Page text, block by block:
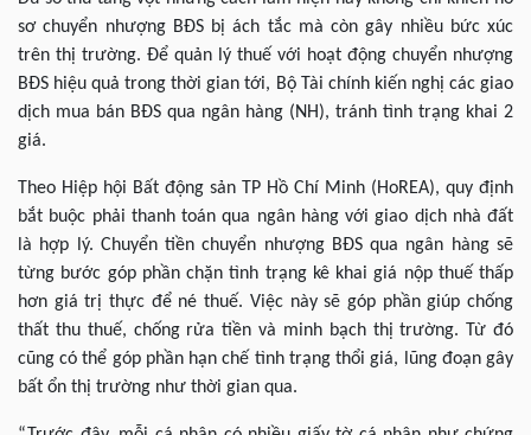
sơ chuyển nhượng BĐS bị ách tắc mà còn gây nhiều bức xúc
trên thị trường. Để quản lý thuế với hoạt động chuyển nhượng
BĐS hiệu quả trong thời gian tới, Bộ Tài chính kiến nghị các giao
dịch mua bán BĐS qua ngân hàng (NH), tránh tình trạng khai 2
giá.
Theo Hiệp hội Bất động sản TP Hồ Chí Minh (HoREA), quy định
bắt buộc phải thanh toán qua ngân hàng với giao dịch nhà đất
là hợp lý. Chuyển tiền chuyển nhượng BĐS qua ngân hàng sẽ
từng bước góp phần chặn tình trạng kê khai giá nộp thuế thấp
hơn giá trị thực để né thuế. Việc này sẽ góp phần giúp chống
thất thu thuế, chống rửa tiền và minh bạch thị trường. Từ đó
cũng có thể góp phần hạn chế tình trạng thổi giá, lũng đoạn gây
bất ổn thị trường như thời gian qua.